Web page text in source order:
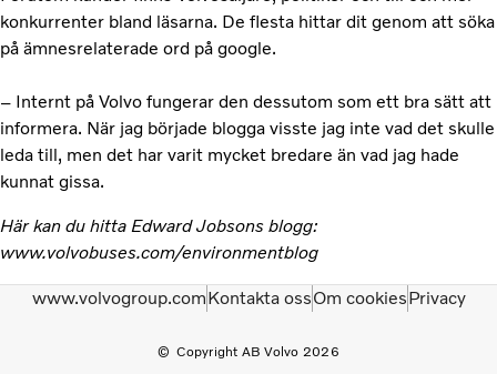
konkurrenter bland läsarna. De flesta hittar dit genom att söka
på ämnesrelaterade ord på google.
– Internt på Volvo fungerar den dessutom som ett bra sätt att
informera. När jag började blogga visste jag inte vad det skulle
leda till, men det har varit mycket bredare än vad jag hade
kunnat gissa.
Här kan du hitta Edward Jobsons blogg:
www.volvobuses.com/environmentblog
Copyright AB Volvo 2026
www.volvogroup.comKontakta ossOm cookiesPrivacy